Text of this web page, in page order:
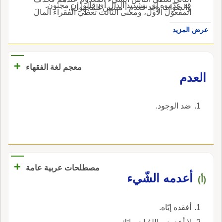
المفعول الأَول، ومعنى الثالث تعطي الفقراءَ المالَ
فيكو المحذوفُ المفعولَ الثاني.
قد عدّموه أي بتشديد الدال أي قالوا إن مجنون.
والصواب وجد فعدم أ مبنيين للمجهول).
عرض المزيد
معجم لغة الفقهاء
+
‏العدم‏
‏ضد الوجود‏.
مصطلحات عربية عامة +
(أ) أعدمه الشّيء
أفقده إيّاه.